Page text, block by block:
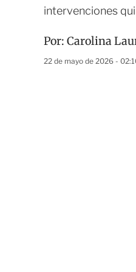
intervenciones
Por: Carolina
22 de mayo de 2026 -